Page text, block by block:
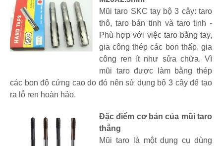
Mũi taro SKC tay bộ 3 cây: taro
thô, taro bán tinh và taro tinh -
Phù hợp với việc taro bằng tay,
gia công thép các bon thấp, gia
công ren ít như sửa chữa. Vì
mũi taro được làm bằng thép
các bon độ cứng cao do đó nên sử dụng bộ 3 cây để tạo
ra lỗ ren hoàn hảo.
Đặc điểm cơ bản của mũi taro
thẳng
Mũi taro là một dụng cụ dùng